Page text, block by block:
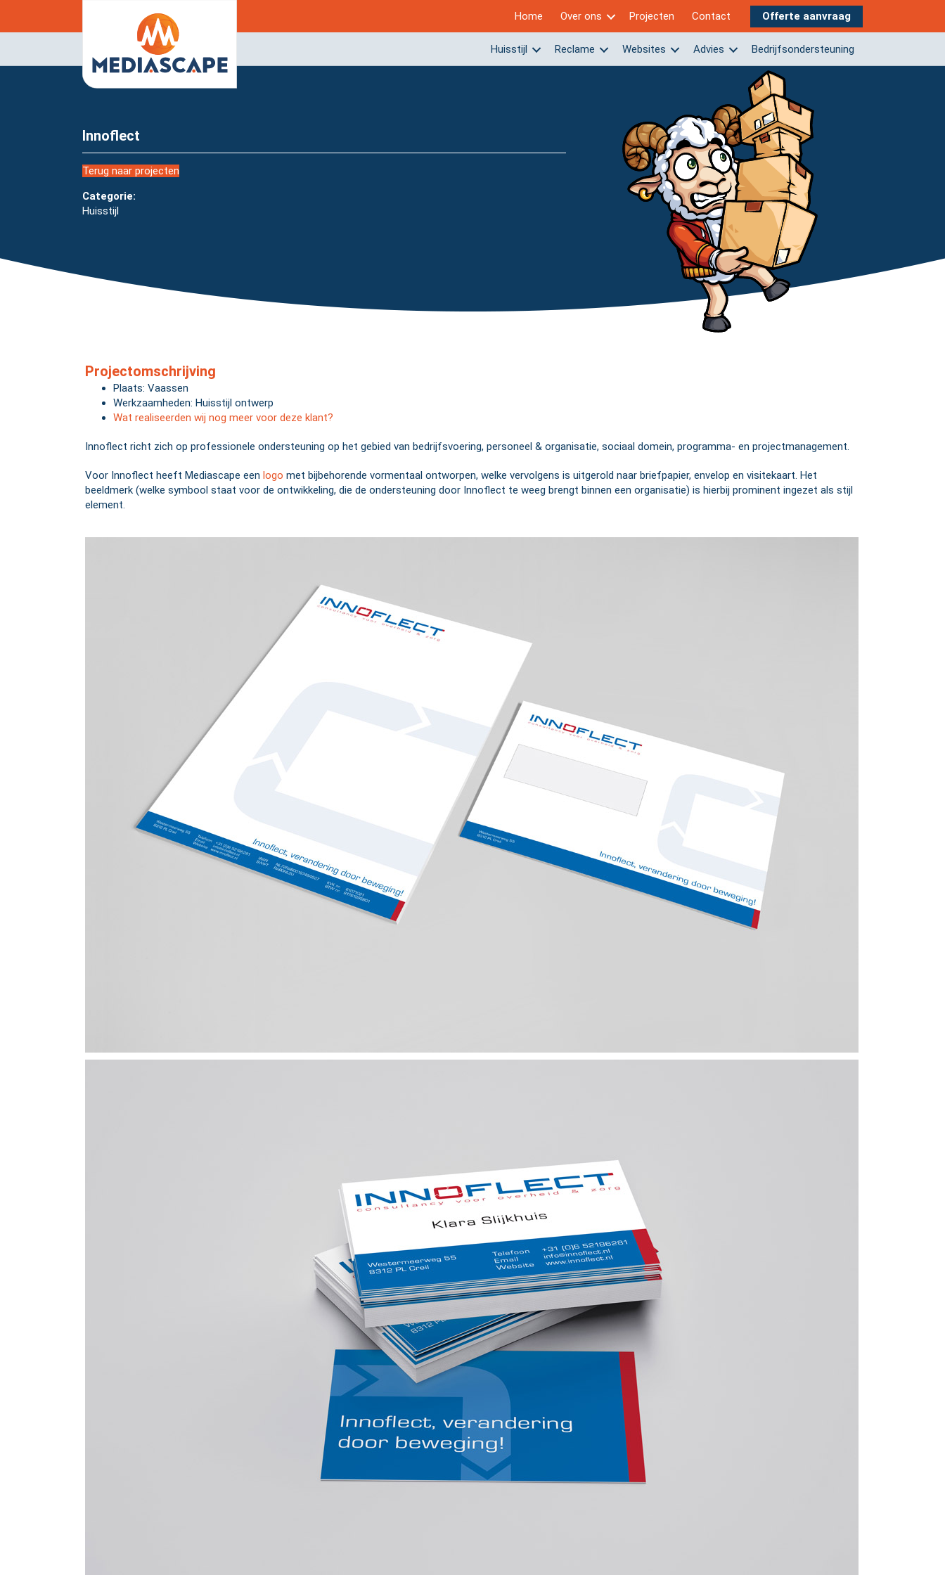
Home Over ons Projecten Contact Offerte aanvraag
Huisstijl Reclame Websites Advies Bedrijfsondersteuning
Innoflect
Terug naar projecten
Categorie:
Huisstijl
Projectomschrijving
Plaats: Vaassen
Werkzaamheden: Huisstijl ontwerp
Wat realiseerden wij nog meer voor deze klant?
Innoflect richt zich op professionele ondersteuning op het gebied van bedrijfsvoering, personeel & organisatie, sociaal domein, programma- en projectmanagement.
Voor Innoflect heeft Mediascape een logo met bijbehorende vormentaal ontworpen, welke vervolgens is uitgerold naar briefpapier, envelop en visitekaart. Het
beeldmerk (welke symbool staat voor de ontwikkeling, die de ondersteuning door Innoflect te weeg brengt binnen een organisatie) is hierbij prominent ingezet als stijl
element.